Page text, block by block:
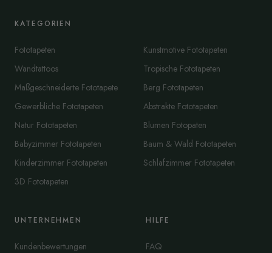
KATEGORIEN
Fototapeten
Wandtattoos
Maßgeschneiderte Fototapete
Gewerbliche Fototapeten
Natur Fototapeten
Babyzimmer Fototapeten
Kinderzimmer Fototapeten
3D Fototapeten
Kunstmotive Fototapeten
Tropische Fototapeten
Berg Fototapeten
Abstrakte Fototapeten
Blumen Fotopaten
Baum & Wald Fototapeten
Schlafzimmer Fototapeten
UNTERNEHMEN
Kundenbewertungen
HILFE
FAQ